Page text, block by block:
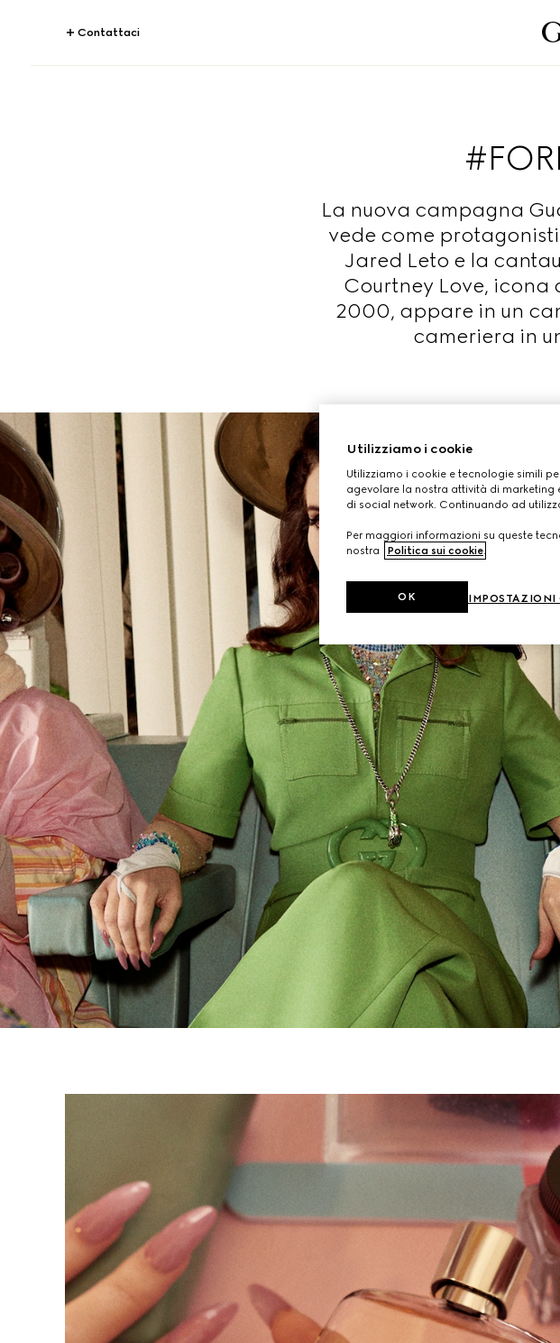
Contattaci
La nuova campagna
vede come
Jared Leto e la
Courtney Love, icona
2000, appare in un
cameriera in
Utilizziamo i cookie
Utilizziamo i cookie e tecnologie simili
agevolare la nostra attività di marketing
di social network. Continuando ad
Per maggiori informazioni su queste
nostra
Politica sui cookie.
IMPOSTAZIONI
OK